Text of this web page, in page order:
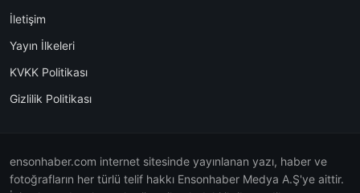
İletişim
Yayın İlkeleri
KVKK Politikası
Gizlilik Politikası
ensonhaber.com internet sitesinde yayınlanan yazı, haber ve
fotoğrafların her türlü telif hakkı Ensonhaber Medya A.Ş'ye aittir.